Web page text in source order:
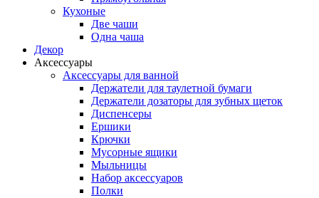
Кухоные
Две чаши
Одна чаша
Декор
Аксессуары
Аксессуары для ванной
Держатели для таулетной бумаги
Держатели дозаторы для зубных щеток
Диспенсеры
Ершики
Крючки
Мусорные ящики
Мыльницы
Набор аксессуаров
Полки